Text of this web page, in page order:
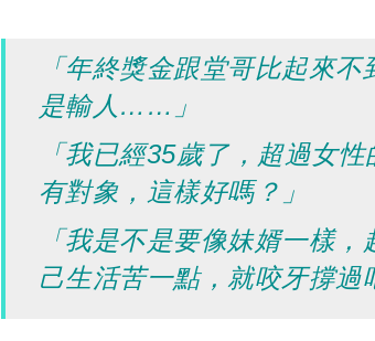
「年終獎金跟堂哥比起來
是輸人……」
「我已經35歲了，超過女
有對象，這樣好嗎？」
「我是不是要像妹婿一樣
己生活苦一點，就咬牙撐